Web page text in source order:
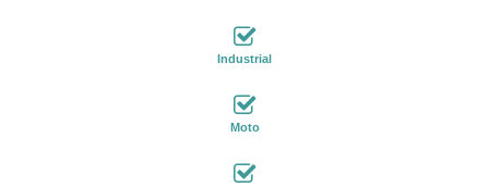
Industrial
Moto